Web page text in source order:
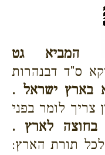
המביא גט
ס"ד דבנהרות
בארץ ישראל .
צריך לומר בפני
בחוצה לארץ .
תורת הארץ: